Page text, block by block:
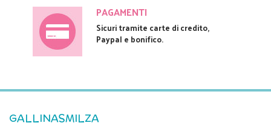
PAGAMENTI
Sicuri tramite carte di credito,
Paypal e bonifico.
GALLINASMILZA